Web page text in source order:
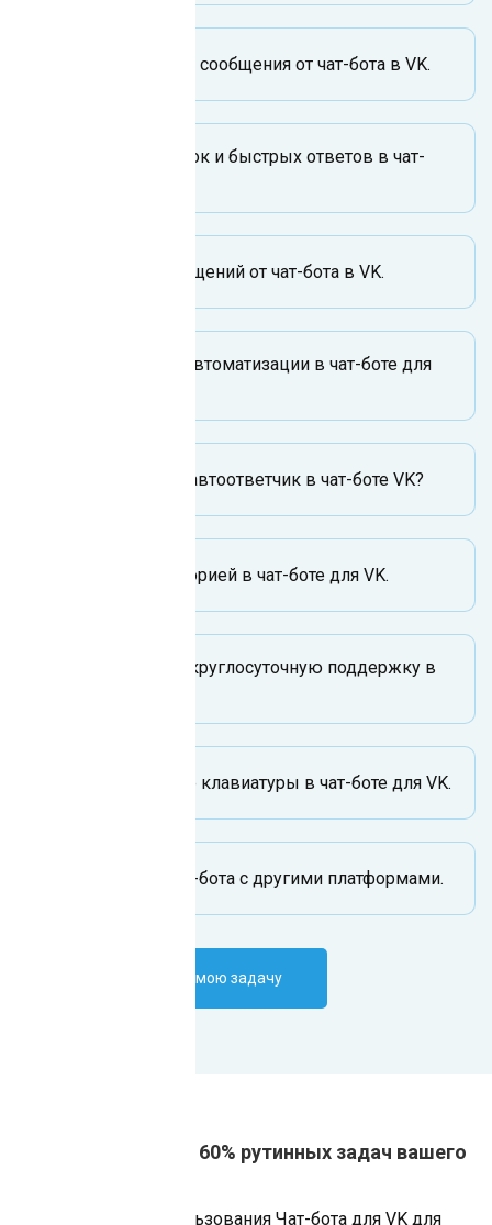
Как отправлять сообщения от чат-бота в VK.
Создание кнопок и быстрых ответов в чат-
Рассылка сообщений от чат-бота в VK.
Возможности автоматизации в чат-боте для
Как настроить автоответчик в чат-боте VK?
Работа с аудиторией в чат-боте для VK.
Как настроить круглосуточную поддержку в
Использование клавиатуры в чат-боте для VK.
Интеграция чат-бота с другими платформами.
Поручить ИИ-боту мою задачу
Автоматизация от 60% рутинных задач вашего
Преимущества использования Чат-бота для VK для